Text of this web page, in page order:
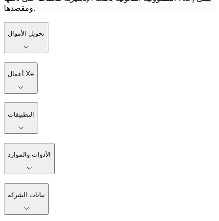
ومقصدها.
تحويل الأموال
أعمال Xe
التطبيقات
الأدوات والموارد
بيانات الشركة